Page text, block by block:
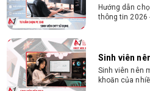
Hướng dẫn
thông tin 2026
Sinh viên
Sinh viên nên
khoăn của